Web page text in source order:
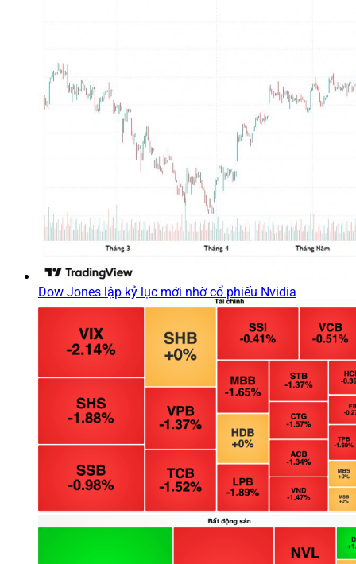
Dow Jones lập kỷ lục mới nhờ cổ phiếu Nvidia